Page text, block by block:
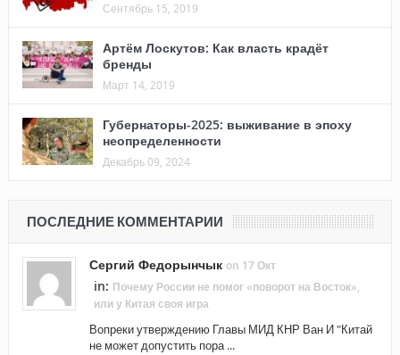
Сентябрь 15, 2019
Артём Лоскутов: Как власть крадёт
бренды
Март 14, 2019
Губернаторы-2025: выживание в эпоху
неопределенности
Декабрь 09, 2024
ПОСЛЕДНИЕ КОММЕНТАРИИ
Сергий Федорынчык on 17 Окт
in: Почему России не помог «поворот на Восток»,
или у Китая своя игра
Вопреки утверждению Главы МИД КНР Ван И "Китай
не может допустить пора ...